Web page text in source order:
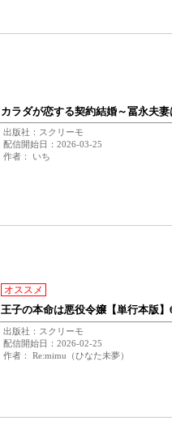
カラダが恋する契約結婚～冨永夫
出版社：スクリーモ
配信開始日：2026-03-25
作者： いち
オススメ
王子の本命は悪役令嬢【単行本版】
出版社：スクリーモ
配信開始日：2026-02-25
作者： Re:mimu（ひなた未夢）